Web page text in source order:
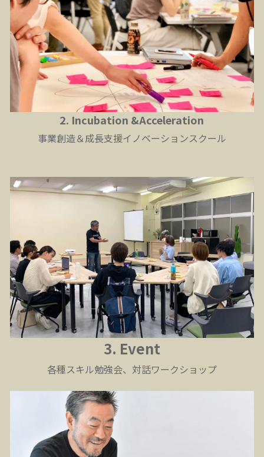
2. Incubation &Acceleration
事業創造＆成長支援イノベーションスクール
3. Event
各種スキル勉強会、対話ワークショップ